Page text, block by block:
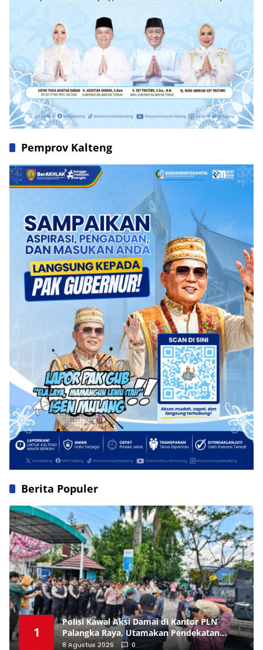
Pemprov Kalteng
Berita Populer
1
Polisi Kawal Aksi Damai di Kantor PLN
Palangka Raya, Utamakan Pendekatan
Humanis
8 Agustus 2026 0